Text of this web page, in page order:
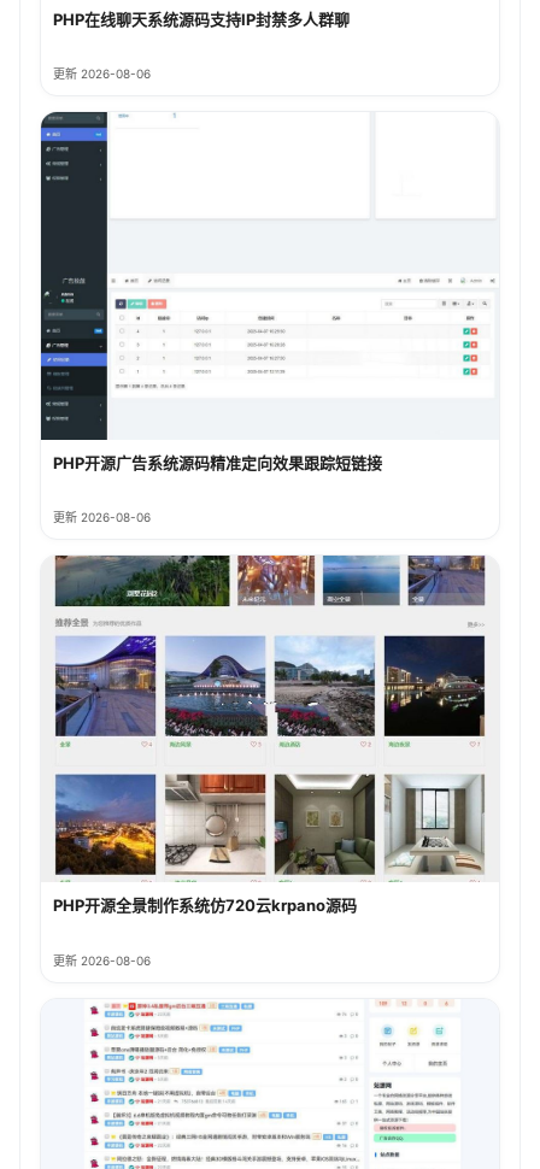
PHP在线聊天系统源码支持IP封禁多人群聊
更新 2026-08-06
PHP开源广告系统源码精准定向效果跟踪短链接
更新 2026-08-06
PHP开源全景制作系统仿720云krpano源码
更新 2026-08-06